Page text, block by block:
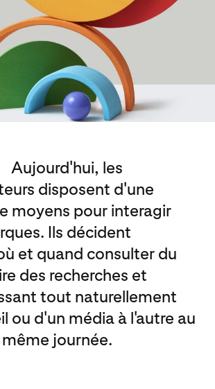
Aujourd'hui, les
disposent d'une
moyens pour interagir
Ils décident
et quand consulter du
des recherches et
tout naturellement
ou d'un média à l'autre au
journée.